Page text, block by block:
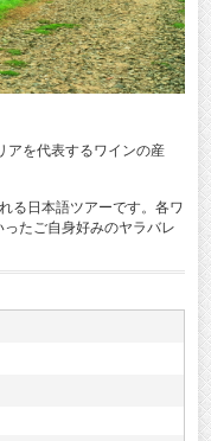
アを代表するワインの産
る日本語ツアーです。各ワ
たご自身好みのヤラバレ